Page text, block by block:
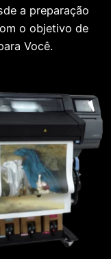
a preparação
o objetivo de
Você.